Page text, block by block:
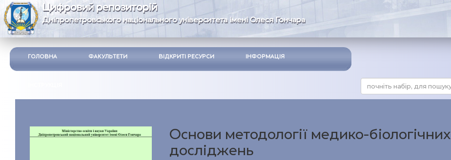
Цифровий репозиторій
Дніпропетровського національного університета імені Олеся Гончара
ГОЛОВНА ФАКУЛЬТЕТИ ВІДКРИТІ РЕСУРСИ ІНФОРМАЦІЯ
Основи методології медико-біологічних
досліджень